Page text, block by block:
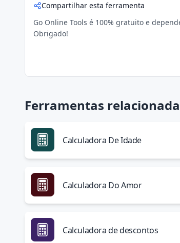
Compartilhar esta ferramenta
Go Online Tools é 100% gratuito e
Obrigado!
Ferramentas
Calculadora De Idade
Calculadora Do Amor
Calculadora de descontos